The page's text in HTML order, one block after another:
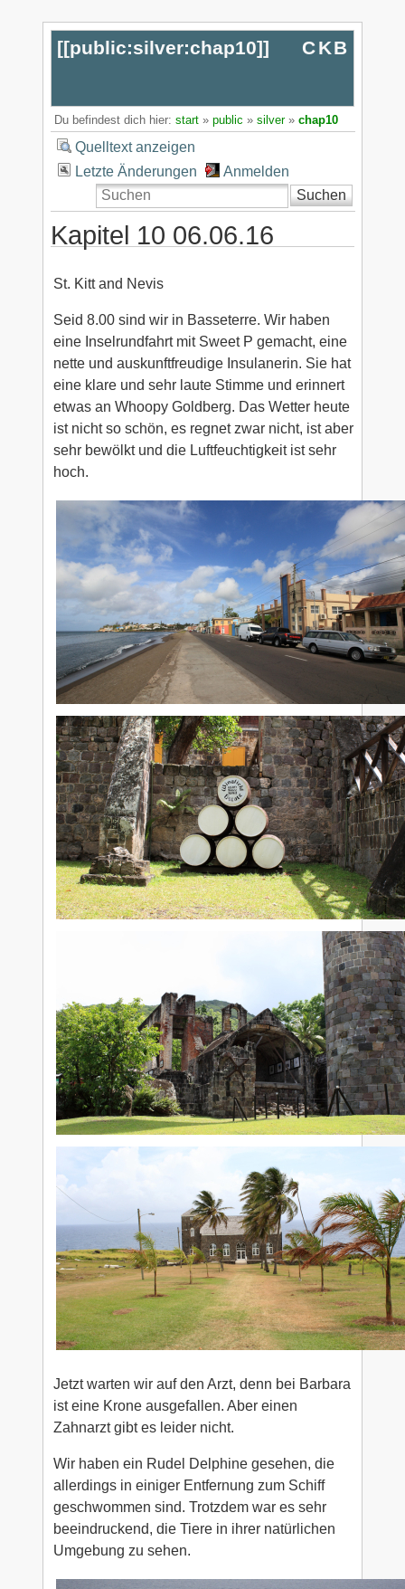
[[public:silver:chap10]] CKB
Du befindest dich hier: start » public » silver» chap10
Quelltext anzeigen
Letzte Änderungen
Anmelden
Suchen
Kapitel 10 06.06.16
St. Kitt and Nevis
Seid 8.00 sind wir in Basseterre. Wir haben
eine Inselrundfahrt mit Sweet P gemacht, eine
nette und auskunftfreudige Insulanerin. Sie hat
eine klare und sehr laute Stimme und erinnert
etwas an Whoopy Goldberg. Das Wetter heute
ist nicht so schön, es regnet zwar nicht, ist aber
sehr bewölkt und die Luftfeuchtigkeit ist sehr
hoch.
Jetzt warten wir auf den Arzt, denn bei Barbara
ist eine Krone ausgefallen. Aber einen
Zahnarzt gibt es leider nicht.
Wir haben ein Rudel Delphine gesehen, die
allerdings in einiger Entfernung zum Schiff
geschwommen sind. Trotzdem war es sehr
beeindruckend, die Tiere in ihrer natürlichen
Umgebung zu sehen.